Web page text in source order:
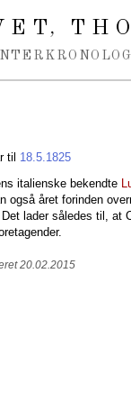
,
til 18.5.1825
italienske bekendte
også året forinden
Det lader således til, at
20.02.2015